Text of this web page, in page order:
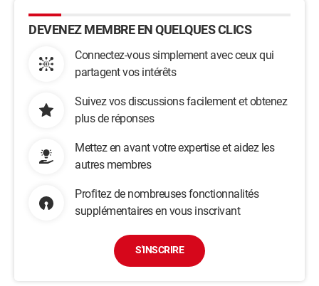
DEVENEZ MEMBRE EN QUELQUES CLICS
Connectez-vous simplement avec ceux qui
partagent vos intérêts
Suivez vos discussions facilement et obtenez
plus de réponses
Mettez en avant votre expertise et aidez les
autres membres
Profitez de nombreuses fonctionnalités
supplémentaires en vous inscrivant
S'INSCRIRE